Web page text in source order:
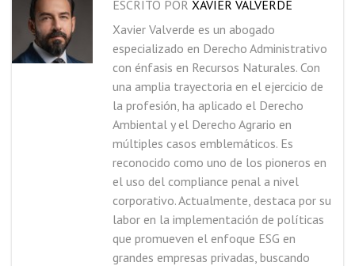
ESCRITO POR XAVIER VALVERDE
Xavier Valverde es un abogado
especializado en Derecho Administrativo
con énfasis en Recursos Naturales. Con
una amplia trayectoria en el ejercicio de
la profesión, ha aplicado el Derecho
Ambiental y el Derecho Agrario en
múltiples casos emblemáticos. Es
reconocido como uno de los pioneros en
el uso del compliance penal a nivel
corporativo. Actualmente, destaca por su
labor en la implementación de políticas
que promueven el enfoque ESG en
grandes empresas privadas, buscando